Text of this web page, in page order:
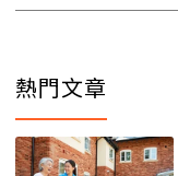
熱門文章